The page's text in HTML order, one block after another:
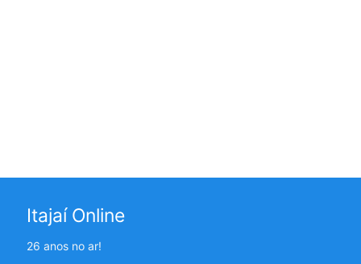
Itajaí Online
26 anos no ar!